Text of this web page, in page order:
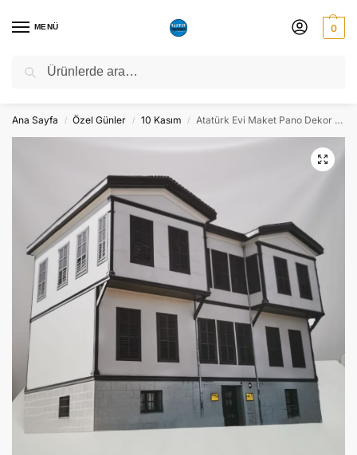
MENÜ 0
NATO ZİRVESİ NEDENİYLE 06-10 TEMMUZ TARİHLERİ ARASINDA
Ana Sayfa / Özel Günler / 10 Kasım / Atatürk Evi Maket Pano Dekor – Süs